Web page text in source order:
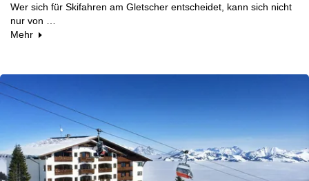
Wer sich für Skifahren am Gletscher entscheidet, kann sich nicht
nur von …
Mehr